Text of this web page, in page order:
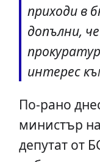
приходи в
допълни,
интерес
По-рано
министър
депутат от